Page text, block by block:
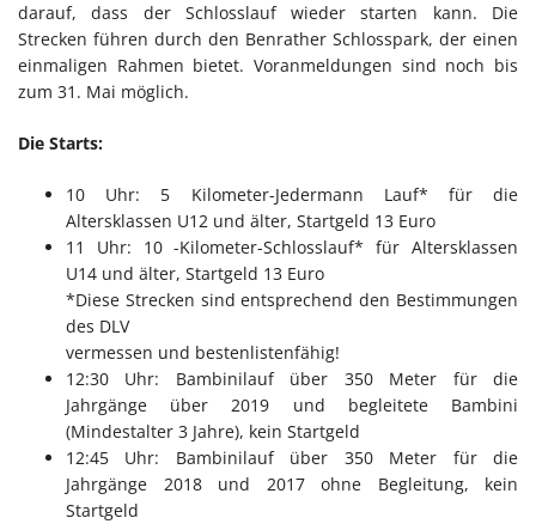
darauf, dass der Schlosslauf wieder starten kann. Die
Strecken führen durch den Benrather Schlosspark, der einen
einmaligen Rahmen bietet. Voranmeldungen sind noch bis
zum 31. Mai möglich.
Die Starts:
10 Uhr: 5 Kilometer-Jedermann Lauf* für die
Altersklassen U12 und älter, Startgeld 13 Euro
11 Uhr: 10 -Kilometer-Schlosslauf* für Altersklassen
U14 und älter, Startgeld 13 Euro
*Diese Strecken sind entsprechend den Bestimmungen
des DLV
vermessen und bestenlistenfähig!
12:30 Uhr: Bambinilauf über 350 Meter für die
Jahrgänge über 2019 und begleitete Bambini
(Mindestalter 3 Jahre), kein Startgeld
12:45 Uhr: Bambinilauf über 350 Meter für die
Jahrgänge 2018 und 2017 ohne Begleitung, kein
Startgeld